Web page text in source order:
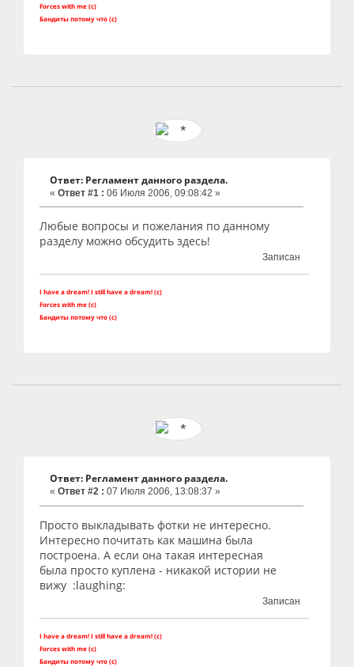
Forces with me (c)
Бандиты потому что (с)
Ответ: Регламент данного раздела.
« Ответ #1 : 06 Июля 2006, 09:08:42 »
Любые вопросы и пожелания по данному
разделу можно обсудить здесь!
Записан
I have a dream! I still have a dream! (c)
Forces with me (c)
Бандиты потому что (с)
Ответ: Регламент данного раздела.
« Ответ #2 : 07 Июля 2006, 13:08:37 »
Просто выкладывать фотки не интересно.
Интересно почитать как машина была
построена. А если она такая интересная
была просто куплена - никакой истории не
вижу :laughing:
Записан
I have a dream! I still have a dream! (c)
Forces with me (c)
Бандиты потому что (с)